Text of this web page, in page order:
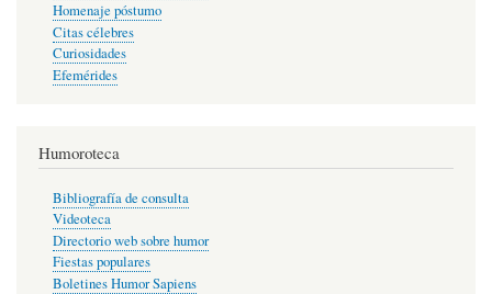
Homenaje póstumo
Citas célebres
Curiosidades
Efemérides
Humoroteca
Bibliografía de consulta
Videoteca
Directorio web sobre humor
Fiestas populares
Boletines Humor Sapiens